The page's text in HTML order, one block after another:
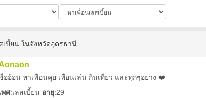
เบี้ยน ในจังหวัดอุดรธานี
ออ้อน หาเพื่อนคุย เพื่อนเล่น กินเที่ยว และทุกๆอย่าง ❤️
พศ:เลสเบี้ยน อายุ:29